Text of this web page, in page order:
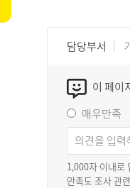
담당부서
이 페이
매우만족
1,000자 이내로
만족도 조사 관